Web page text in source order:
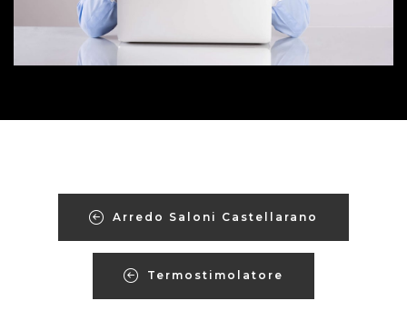
Arredo Saloni Castellarano
Termostimolatore